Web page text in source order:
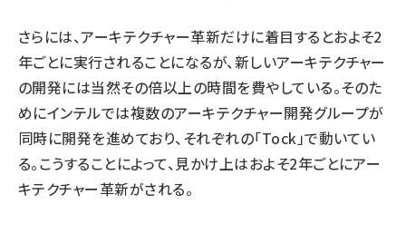
さらには、アーキテクチャー革新だけに着目するとおよそ2
年ごとに実行されることになるが、新しいアーキテクチャー
の開発には当然その倍以上の時間を費やしている。そのた
めにインテルでは複数のアーキテクチャー開発グループが
同時に開発を進めており、それぞれの「Tock」で動いてい
る。こうすることによって、見かけ上はおよそ2年ごとにアー
キテクチャー革新がされる。